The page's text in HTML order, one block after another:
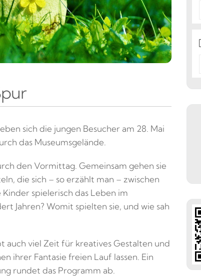
sich die jungen Besucher am 28. Mai
das Museumsgelände.
den Vormittag. Gemeinsam gehen sie
die sich – so erzählt man – zwischen
spielerisch das Leben im
Jahren? Womit spielten sie, und wie sah
auch viel Zeit für kreatives Gestalten und
ihrer Fantasie freien Lauf lassen. Ein
rundet das Programm ab.